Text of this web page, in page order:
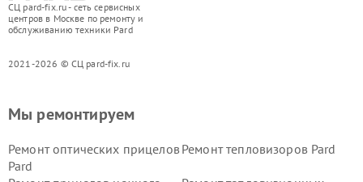
СЦ pard-fix.ru - сеть сервисных
центров в Москве по ремонту и
обслуживанию техники Pard
2021-2026 © СЦ pard-fix.ru
Мы ремонтируем
Ремонт оптических прицелов
Pard
Ремонт тепловизоров Pard